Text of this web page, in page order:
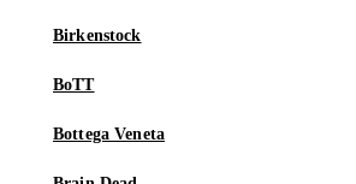
Birkenstock
BoTT
Bottega Veneta